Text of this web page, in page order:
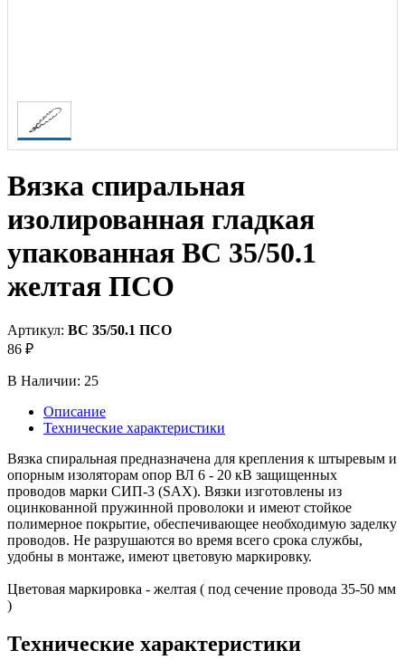
Вязка спиральная
изолированная гладкая
упакованная ВС 35/50.1
желтая ПСО
Артикул: ВС 35/50.1 ПСО
86 ₽
В Наличии: 25
Описание
Технические характеристики
Вязка спиральная предназначена для крепления к штыревым и
опорным изоляторам опор ВЛ 6 - 20 кВ защищенных
проводов марки CИП-3 (SAX). Вязки изготовлены из
оцинкованной пружинной проволоки и имеют стойкое
полимерное покрытие, обеспечивающее необходимую заделку
проводов. Не разрушаются во время всего срока службы,
удобны в монтаже, имеют цветовую маркировку.
Цветовая маркировка - желтая ( под сечение провода 35-50 мм
)
Технические характеристики